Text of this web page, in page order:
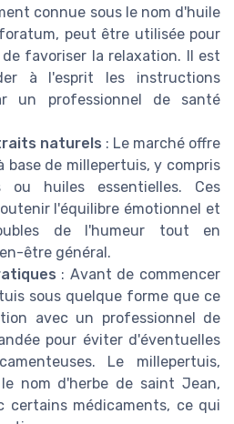
connue sous le nom d'huile
peut être utilisée pour
favoriser la relaxation. Il est
à l'esprit les instructions
un professionnel de santé
naturels : Le marché offre
base de millepertuis, y compris
ou huiles essentielles. Ces
l'équilibre émotionnel et
de l'humeur tout en
être général.
: Avant de commencer
sous quelque forme que ce
avec un professionnel de
pour éviter d'éventuelles
Le millepertuis,
nom d'herbe de saint Jean,
certains médicaments, ce qui